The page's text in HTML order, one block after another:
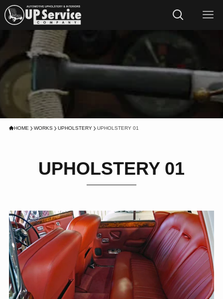
HOME WORKS UPHOLSTERY UPHOLSTERY 01
UPHOLSTERY 01